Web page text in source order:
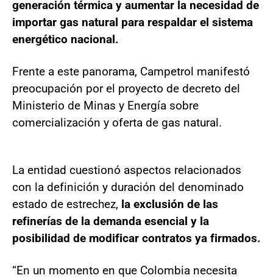
generación térmica y aumentar la necesidad de
importar gas natural para respaldar el sistema
energético nacional.
Frente a este panorama, Campetrol manifestó
preocupación por el proyecto de decreto del
Ministerio de Minas y Energía sobre
comercialización y oferta de gas natural.
La entidad cuestionó aspectos relacionados
con la definición y duración del denominado
estado de estrechez, la exclusión de las
refinerías de la demanda esencial y la
posibilidad de modificar contratos ya firmados.
“En un momento en que Colombia necesita